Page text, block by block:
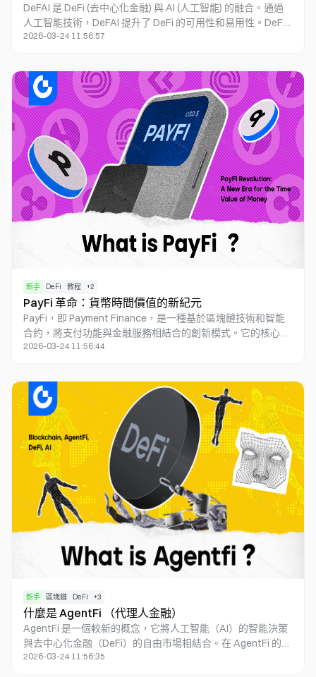
DeFAI 是 DeFi (去中心化金融) 與 AI (人工智能) 的融合。通過
人工智能技術，DeFAI 提升了 DeFi 的可用性和易用性。DeFAI
通過智能化的工具和界面，不僅解決了 DeFi 系統的復雜性問
雜操作轉變爲智能、便捷的用戶體驗，開啓智能化金融的新時
代。
2026-03-24 11:56:57
0
新手 DeFi 教程 +2
PayFi 革命：貨幣時間價值的新紀元
PayFi，即 Payment Finance，是一種基於區塊鏈技術和智能
合約，將支付功能與金融服務相結合的創新模式。它的核心在
於利用區塊鏈作為結算層，結合 Web3 支付與去中心化金融
對點電子現金支付網絡，同時充分利用 DeFi 的優勢，創造出
一個全新的金融市場。
2026-03-24 11:56:44
0
新手 區塊鏈 DeFi +3
什麼是 AgentFi （代理人金融）
AgentFi 是一個較新的概念，它將人工智能（AI）的智能決策
與去中心化金融（DeFi）的自由市場相結合。在 AgentFi 的世
界裡，機器人不僅是簡單的交易者，而是能夠像基金經理一樣
2026-03-24 11:56:35